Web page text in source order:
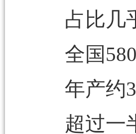
占比几
全国
年产约
超过一